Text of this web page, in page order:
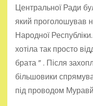
Центральної Ради
який проголошував
Народної
хотіла так просто
брата ” . Після
більшовики
під проводом